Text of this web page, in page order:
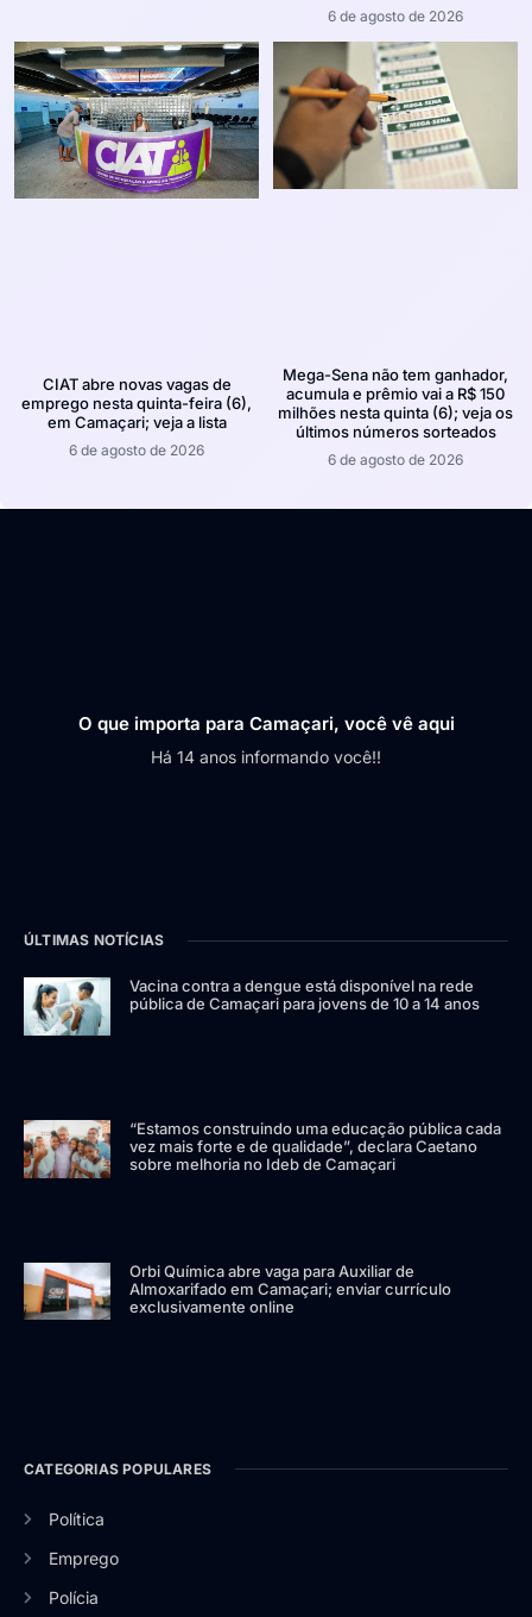
6 de agosto de 2026
CIAT abre novas vagas de
emprego nesta quinta-feira (6),
em Camaçari; veja a lista
6 de agosto de 2026
Mega-Sena não tem ganhador,
acumula e prêmio vai a R$ 150
milhões nesta quinta (6); veja os
últimos números sorteados
6 de agosto de 2026
O que importa para Camaçari, você vê aqui
Há 14 anos informando você!!
ÚLTIMAS NOTÍCIAS
Vacina contra a dengue está disponível na rede
pública de Camaçari para jovens de 10 a 14 anos
“Estamos construindo uma educação pública cada
vez mais forte e de qualidade”, declara Caetano
sobre melhoria no Ideb de Camaçari
Orbi Química abre vaga para Auxiliar de
Almoxarifado em Camaçari; enviar currículo
exclusivamente online
CATEGORIAS POPULARES
Política
Emprego
Polícia